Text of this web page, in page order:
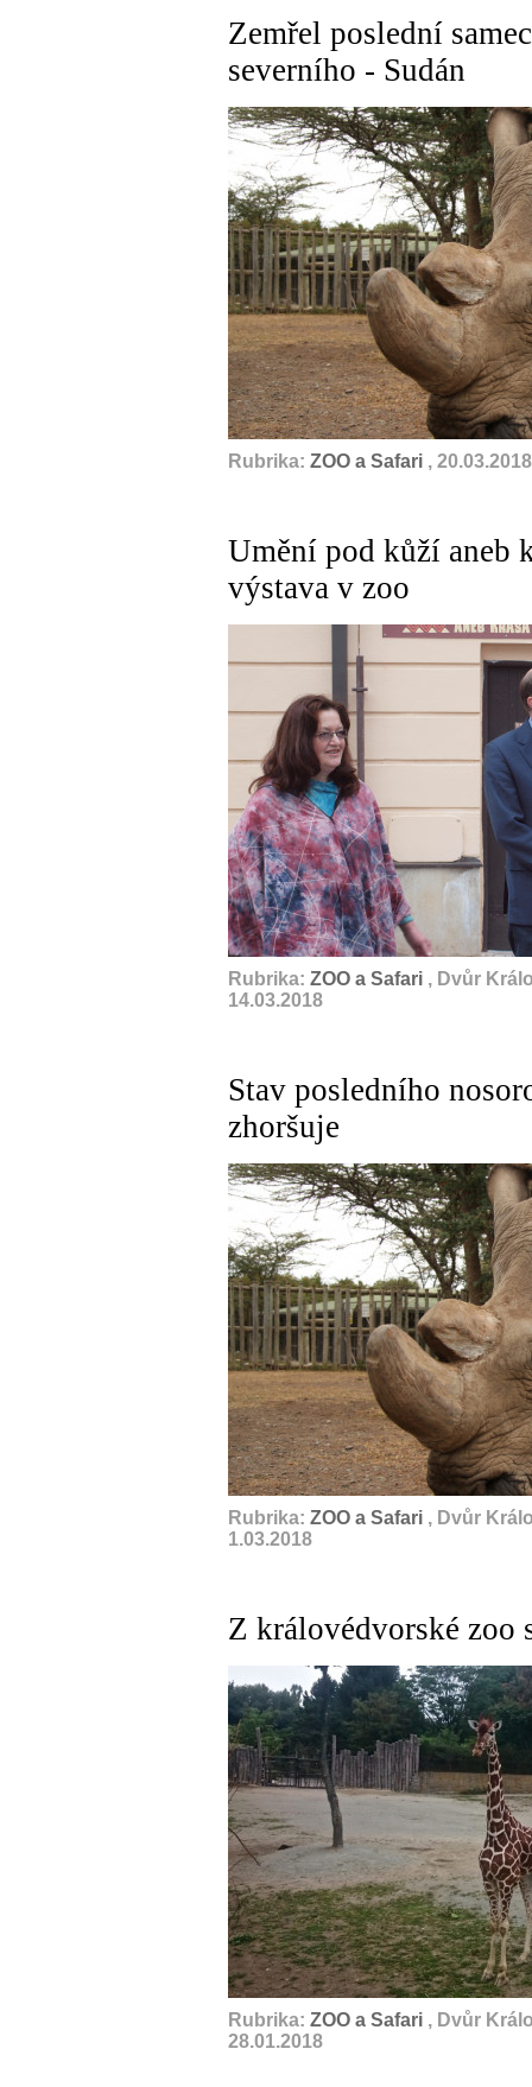
Zemřel poslední
severního - Sudán
Rubrika: ZOO a Safari , 20.03.2018
Umění pod kůží aneb
výstava v zoo
Rubrika: ZOO a Safari , Dvůr
14.03.2018
Stav posledního
zhoršuje
Rubrika: ZOO a Safari , Dvůr
1.03.2018
Z královédvorské zoo
Rubrika: ZOO a Safari , Dvůr
28.01.2018